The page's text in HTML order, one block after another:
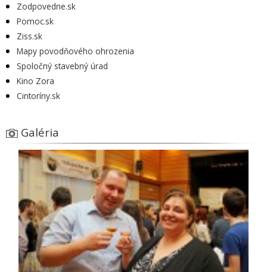
Zodpovedne.sk
Pomoc.sk
Ziss.sk
Mapy povodňového ohrozenia
Spoločný stavebný úrad
Kino Zora
Cintoríny.sk
Galéria